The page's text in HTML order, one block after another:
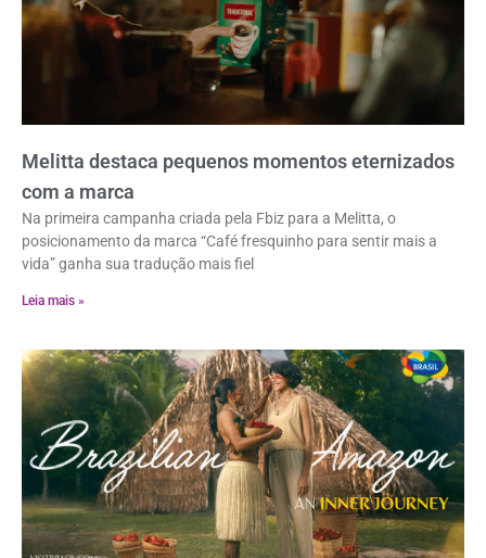
Melitta destaca pequenos momentos eternizados
com a marca
Na primeira campanha criada pela Fbiz para a Melitta, o
posicionamento da marca “Café fresquinho para sentir mais a
vida” ganha sua tradução mais fiel
Leia mais »